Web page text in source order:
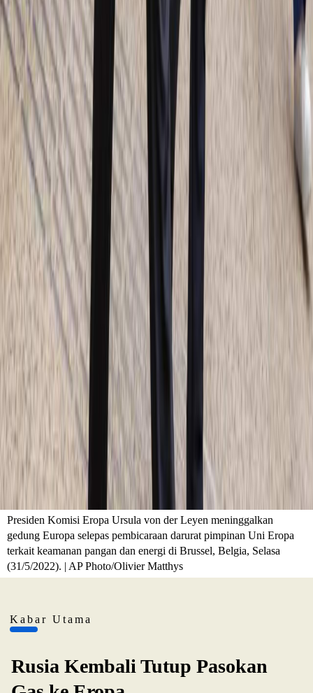
Presiden Komisi Eropa Ursula von der Leyen meninggalkan
gedung Europa selepas pembicaraan darurat pimpinan Uni Eropa
terkait keamanan pangan dan energi di Brussel, Belgia, Selasa
(31/5/2022). | AP Photo/Olivier Matthys
Kabar Utama
Rusia Kembali Tutup Pasokan